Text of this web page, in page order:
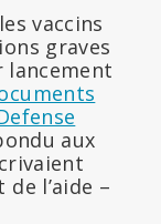
vaccins
graves
lancement
aux
l’aide –